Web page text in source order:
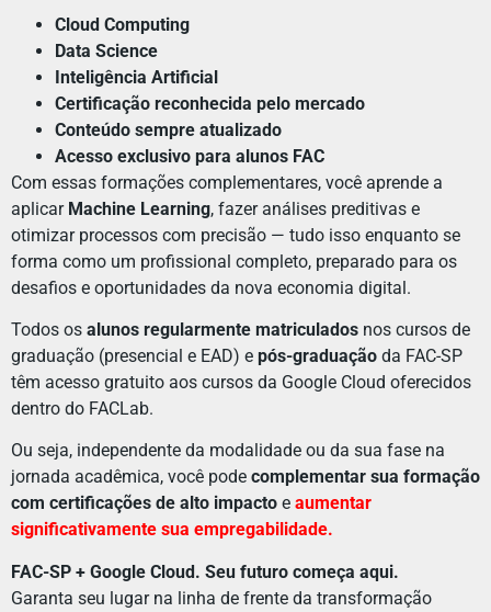
Cloud Computing
Data Science
Inteligência Artificial
Certificação reconhecida pelo mercado
Conteúdo sempre atualizado
Acesso exclusivo para alunos FAC
Com essas formações complementares, você aprende a
aplicar Machine Learning, fazer análises preditivas e
otimizar processos com precisão — tudo isso enquanto se
forma como um profissional completo, preparado para os
desafios e oportunidades da nova economia digital.
Todos os alunos regularmente matriculados nos cursos de
graduação (presencial e EAD) e pós-graduação da FAC-SP
têm acesso gratuito aos cursos da Google Cloud oferecidos
dentro do FACLab.
Ou seja, independente da modalidade ou da sua fase na
jornada acadêmica, você pode complementar sua formação
com certificações de alto impacto e aumentar
significativamente sua empregabilidade.
FAC-SP + Google Cloud. Seu futuro começa aqui.
Garanta seu lugar na linha de frente da transformação